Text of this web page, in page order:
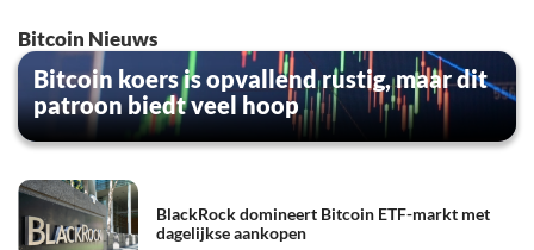
Bitcoin Nieuws
Bitcoin koers is opvallend rustig, maar dit
patroon biedt veel hoop
BlackRock domineert Bitcoin ETF-markt met
dagelijkse aankopen